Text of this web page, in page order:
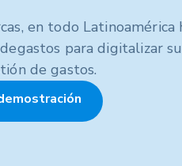
en todo Latinoamérica
para digitalizar su
de gastos.